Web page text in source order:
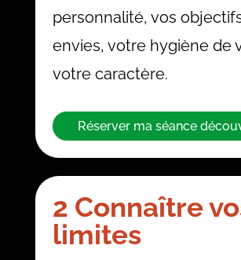
personnalité, vos
envies, votre hygiène de
votre caractère.
Réserver ma séance
2 Connaître
limites